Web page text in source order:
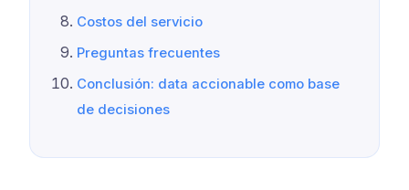
Costos del servicio
Preguntas frecuentes
Conclusión: data accionable como base
de decisiones